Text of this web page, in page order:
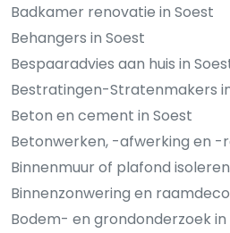
Badkamer renovatie in Soest
Behangers in Soest
Bespaaradvies aan huis in
Bestratingen-Stratenmakers
Beton en cement in Soest
Betonwerken, -afwerking en -
Binnenmuur of plafond
Binnenzonwering en
Bodem- en grondonderzoek in